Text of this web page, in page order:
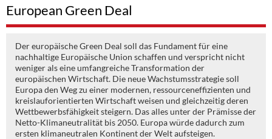
European Green Deal
Der europäische Green Deal soll das Fundament für eine
nachhaltige Europäische Union schaffen und verspricht nicht
weniger als eine umfangreiche Transformation der
europäischen Wirtschaft. Die neue Wachstumsstrategie soll
Europa den Weg zu einer modernen, ressourceneffizienten und
kreislauforientierten Wirtschaft weisen und gleichzeitig deren
Wettbewerbsfähigkeit steigern. Das alles unter der Prämisse der
Netto-Klimaneutralität bis 2050. Europa würde dadurch zum
ersten klimaneutralen Kontinent der Welt aufsteigen.